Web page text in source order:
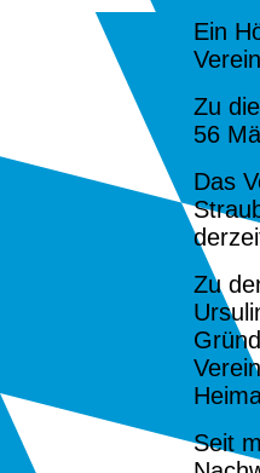
Ein
Zu
56
Das
Zu
Seit